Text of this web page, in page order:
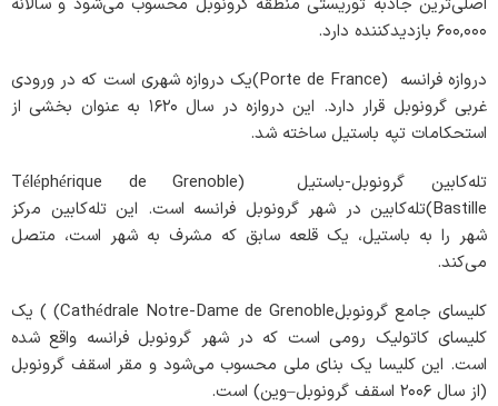
۶۰۰,۰۰۰ بازدیدکننده دارد.
دروازه فرانسه (Porte de France)یک دروازه شهری است که در ورودی
غربی گرونوبل قرار دارد. این دروازه در سال ۱۶۲۰ به عنوان بخشی از
استحکامات تپه باستیل ساخته شد.
تله‌کابین گرونوبل-باستیل (Téléphérique de Grenoble
Bastille)تله‌کابین در شهر گرونوبل فرانسه است. این تله‌کابین مرکز
شهر را به باستیل، یک قلعه سابق که مشرف به شهر است، متصل
می‌کند.
کلیسای جامع گرونوبلCathédrale Notre-Dame de Grenoble) ) یک
کلیسای کاتولیک رومی است که در شهر گرونوبل فرانسه واقع شده
است. این کلیسا یک بنای ملی محسوب می‌شود و مقر اسقف گرونوبل
(از سال ۲۰۰۶ اسقف گرونوبل–وین) است.